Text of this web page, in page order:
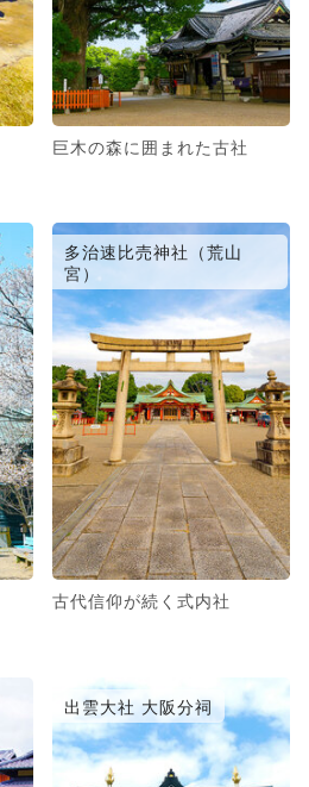
巨木の森に囲まれた古社
多治速比売神社（荒山
宮）
古代信仰が続く式内社
出雲大社 大阪分祠